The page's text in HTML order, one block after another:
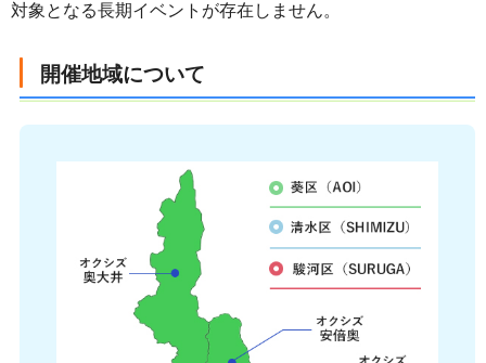
対象となる長期イベントが存在しません。
開催地域について